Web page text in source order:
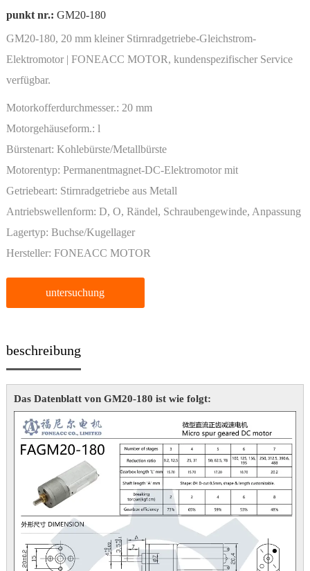
punkt nr.: GM20-180
GM20-180, 20 mm kleiner Stirnradgetriebe-Gleichstrom-
Elektromotor | FONEACC MOTOR, kundenspezifischer Service
verfügbar.
Motorkofferdurchmesser.: 20 mm
Motorgehäuseform.: l
Bürstenart: Kohlebürste/Metallbürste
Motorentyp: Permanentmagnet-DC-Elektromotor mit
Miniaturgetriebe
Getriebeart: Stirnradgetriebe aus Metall
Antriebswellenform: D, O, Rändel, Schraubengewinde, Anpassung
Lagertyp: Buchse/Kugellager
Hersteller: FONEACC MOTOR
untersuchung
beschreibung
Das Datenblatt von GM20-180 ist wie folgt: